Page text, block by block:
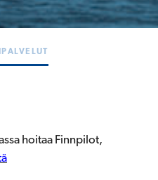
hoitaa Finnpilot,